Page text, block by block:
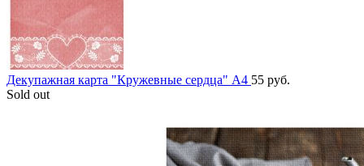
Декупажная карта "Кружевные сердца" А4 55 руб.
Sold out